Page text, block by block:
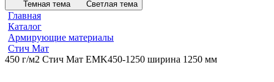
Темная тема Светлая тема
Главная
Каталог
Армирующие материалы
Стич Мат
450 г/м2 Стич Мат EMK450-1250 ширина 1250 мм